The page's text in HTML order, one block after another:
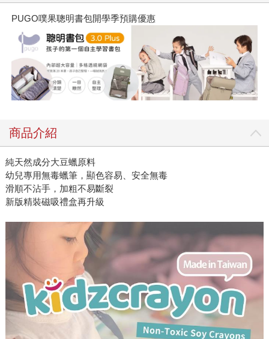
PUGO噗果聰明書包開學季預購優惠
商品介紹
純天然成分大豆蠟原料
幼兒專用無毒蠟筆，顯色容易、安全無毒
滑順不沾手，加粗不易斷裂
新版精裝磁吸禮盒再升級